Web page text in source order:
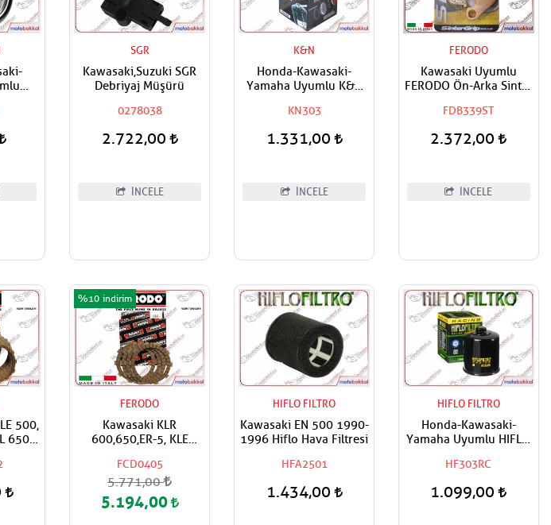
SGR
Kawasaki,Suzuki SGR
Debriyaj Müşürü
0278038
2.722,00
İNCELE
K&N
Honda-Kawasaki-
Yamaha Uyumlu K&N
KN303
1.331,00
İNCELE
FERODO
Kawasaki Uyumlu
FERODO Ön-Arka Sinter
FDB339ST
2.372,00
İNCELE
500,
650
Sac
FERODO
Kawasaki KLR
600,650,ER-5, KLE
Debriyaj Balata Takımı
FCD0405
%10
5.771,00
5.194,00
HIFLO FILTRO
Kawasaki EN 500 1990-
1996 Hiflo Hava Filtresi
HFA2501
1.434,00
HIFLO FILTRO
Honda-Kawasaki-
Yamaha Uyumlu HIFLO
HF303RC
1.099,00